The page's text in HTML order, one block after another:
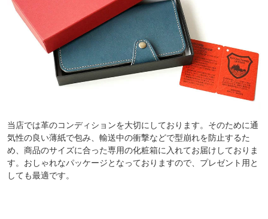
当店では革のコンディションを大切にしております。そのために通
気性の良い薄紙で包み、輸送中の衝撃などで型崩れを防止するた
め、商品のサイズに合った専用の化粧箱に入れてお届けしておりま
す。おしゃれなパッケージとなっておりますので、プレゼント用と
しても最適です。